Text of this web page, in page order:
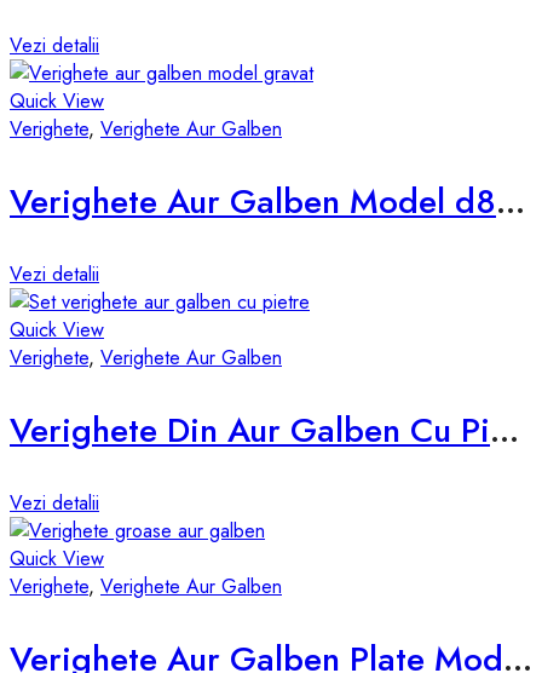
Vezi detalii
Quick View
Verighete, Verighete Aur Galben
Verighete Aur Galben Model d846-g
Vezi detalii
Quick View
Verighete, Verighete Aur Galben
Verighete Din Aur Galben Cu Pietre d856-g
Vezi detalii
Quick View
Verighete, Verighete Aur Galben
Verighete Aur Galben Plate Model vsp-4mm